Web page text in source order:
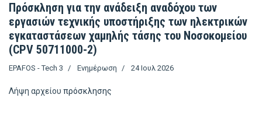
Πρόσκληση για την ανάδειξη αναδόχου των
εργασιών τεχνικής υποστήριξης των ηλεκτρικών
εγκαταστάσεων χαμηλής τάσης του Νοσοκομείου
(CPV 50711000-2)
EPAFOS - Tech 3 Ενημέρωση 24 Ιουλ 2026
Λήψη αρχείου πρόσκλησης